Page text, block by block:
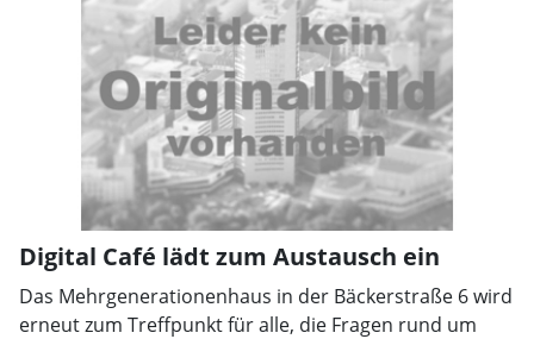
Digital Café lädt zum Austausch ein
Das Mehrgenerationenhaus in der Bäckerstraße 6 wird
erneut zum Treffpunkt für alle, die Fragen rund um